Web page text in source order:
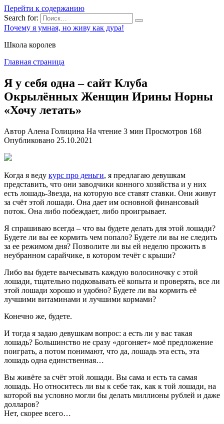
Перейти к содержанию
Search for:
Почему я умная, но живу как дура!
Школа королев
Главная страница
Я у себя одна – сайт Клуба
Окрылённых Женщин Ирины Норны
«Хочу летать»
Автор Алена Голицина На чтение 3 мин Просмотров 168
Опубликовано 25.10.2021
Когда я веду курс про деньги, я предлагаю девушкам
представить, что они заводчики конного хозяйства и у них
есть лошадь-Звезда, на которую все ставят ставки. Они живут
за счёт этой лошади. Она дает им основной финансовый
поток. Она либо побеждает, либо проигрывает.
Я спрашиваю всегда – что вы будете делать для этой лошади?
Будете ли вы ее кормить чем попало? Будете ли вы не следить
за ее режимом дня? Позволите ли вы ей неделю прожить в
неубранном сарайчике, в котором течёт с крыши?
Либо вы будете вычесывать каждую волосиночку с этой
лошади, тщательно подковывать её копыта и проверять, все ли
этой лошади хорошо и удобно? Будете ли вы кормить её
лучшими витаминами и лучшими кормами?
Конечно же, будете.
И тогда я задаю девушкам вопрос: а есть ли у вас такая
лошадь? Большинство не сразу «догоняет» моё предложение
поиграть, а потом понимают, что да, лошадь эта есть, эта
лошадь одна единственная…
Вы живёте за счёт этой лошади. Вы сама и есть та самая
лошадь. Но относитесь ли вы к себе так, как к той лошади, на
которой вы условно могли бы делать миллионы рублей и даже
долларов?
Нет, скорее всего…